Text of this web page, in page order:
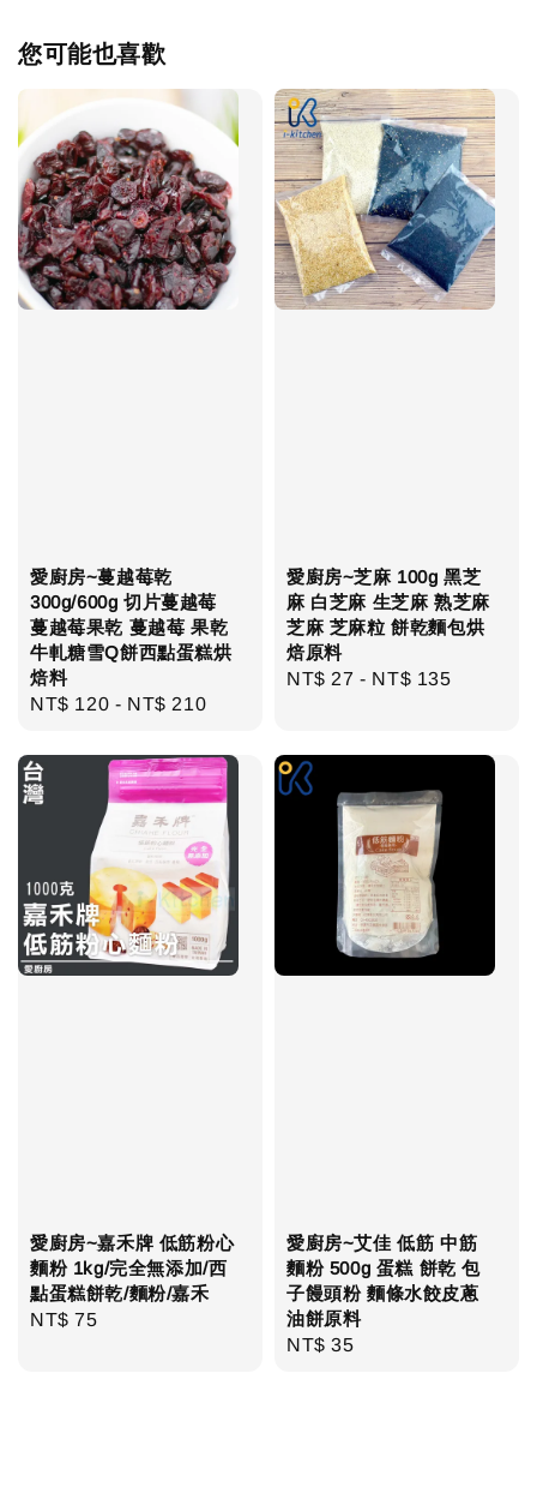
您可能也喜歡
愛廚房~蔓越莓乾
300g/600g 切片蔓越莓
蔓越莓果乾 蔓越莓 果乾
牛軋糖雪Q餅西點蛋糕烘
焙料
Regular
NT$ 120 - NT$ 210
愛廚房~芝麻 100g 黑芝
麻 白芝麻 生芝麻 熟芝麻
芝麻 芝麻粒 餅乾麵包烘
焙原料
Regular
NT$ 27 - NT$ 135
愛廚房~嘉禾牌 低筋粉心
麵粉 1kg/完全無添加/西
點蛋糕餅乾/麵粉/嘉禾
Regular
NT$ 75
愛廚房~艾佳 低筋 中筋
麵粉 500g 蛋糕 餅乾 包
子饅頭粉 麵條水餃皮蔥
油餅原料
Regular
NT$ 35